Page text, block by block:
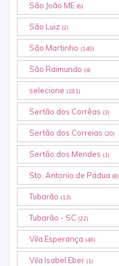
São João ME (6)
São Luiz (2)
São Martinho (149)
São Raimundo (4)
selecione (181)
Sertão dos Corrêas (3)
Sertão dos Correias (20)
Sertão dos Mendes (1)
Sto. Antonio de Pádua (8)
Tubarão (13)
Tubarão - SC (22)
Vila Esperança (48)
Vila Isabel Eber (1)